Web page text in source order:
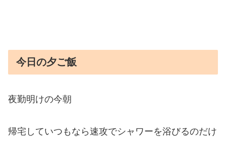
今日の夕ご飯
夜勤明けの今朝
帰宅していつもなら速攻でシャワーを浴びるのだけ